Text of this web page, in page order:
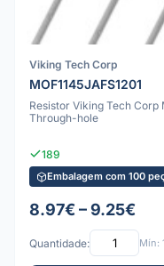
Viking Tech Corp
MOF1145JAFS1201
Resistor Viking Tech Corp
Through-hole
189
Embalagem com 100
8.97€ – 9.25€
Quantidade: Mín: